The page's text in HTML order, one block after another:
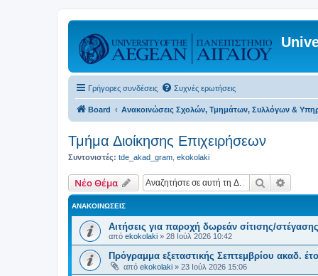
Γρήγορες συνδέσεις Συχνές ερωτήσεις
Board Ανακοινώσεις Σχολών, Τμημάτων, Συλλόγων &
Τμήμα Διοίκησης Επιχειρήσεων
Συντονιστές: tde_akad_gram ekokolaki
Νέο Θέμα Αναζήτηση
ΑΝΑΚΟΙΝΏΣΕΙΣ
Αιτήσεις για παροχή δωρεάν σίτισης/
από ekokolaki » 28 Ιούλ 2026 10:42
Πρόγραμμα εξεταστικής Σεπτεμβρίου ακαδ.
από ekokolaki » 23 Ιούλ 2026 15:06